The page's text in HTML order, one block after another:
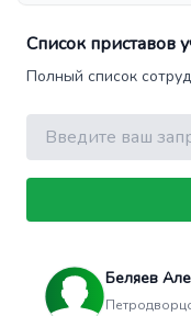
Список приставов
Полный список
Поиск
Беляев